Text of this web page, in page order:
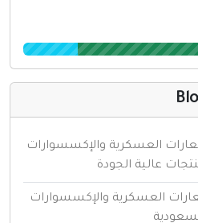
العسكرية والإكسسوارات
عالية الجودة
العسكرية والإكسسوارات